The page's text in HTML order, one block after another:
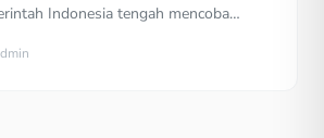
Indonesia tengah mencoba
Karena mobil listrik anggapannya